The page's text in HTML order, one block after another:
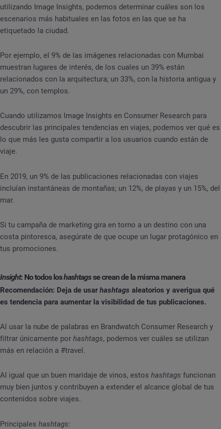
utilizando Image Insights, podemos determinar cuáles son los
escenarios más habituales en las fotos en las que se ha
etiquetado la ciudad.
Por ejemplo, el 9% de las imágenes relacionadas con Mumbai
muestran lugares de interés, de los cuales un 39% están
relacionados con la arquitectura; un 33%, con la historia antigua y
un 29%, con templos.
Cuando utilizamos Image Insights en Consumer Research para
descubrir las principales tendencias en viajes, podemos ver qué es
lo que más les gusta compartir a los usuarios cuando están de
viaje.
En 2019, un 9% de las publicaciones relacionadas con viajes
incluían instantáneas de montañas; un 12%, de playas y un 15%, del
mar.
Si tu campaña de marketing gira en torno a un destino con una
costa pintoresca, asegúrate de que ocupe un lugar protagónico en
tus promociones.
Insight: No todos loshashtagsse crean de la misma manera
Recomendación: Deja de usarhashtags aleatorios y averigua qué
es tendencia para aumentar la visibilidad de tus publicaciones.
Al usar la nube de palabras en Brandwatch Consumer Research y
filtrar únicamente por hashtags, podemos ver cuáles se utilizan
más en relación a #travel.
Al igual que un buen maridaje de vinos, estos hashtags funcionan
muy bien juntos y contribuyen a extender el alcance global de tus
contenidos sobre viajes.
Principales hashtags: